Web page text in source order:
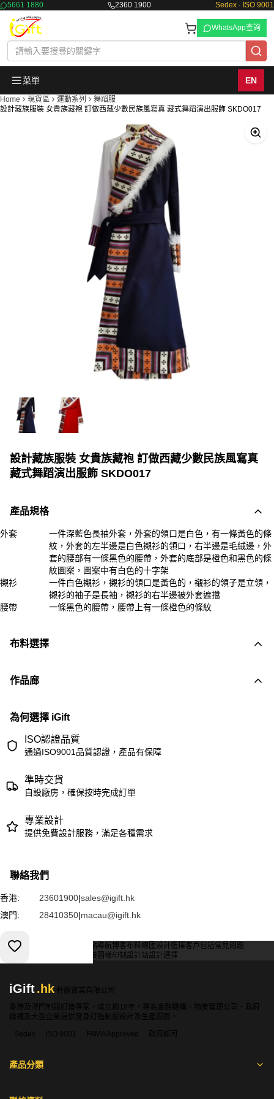
5661 1880 2360 1900 Sedex · ISO 9001
WhatsApp查詢
菜單 EN
Home 現貨區 運動系列
舞蹈服
設計藏族服裝 女貴族藏袍 訂做西藏少數民族風寫真 藏式舞蹈演出服飾 SKDO017
設計藏族服裝 女貴族藏袍 訂做西藏少數民族風寫真
藏式舞蹈演出服飾 SKDO017
產品規格
外套
一件深藍色長袖外套，外套的領口是白色，有一條黃色的條
紋，外套的左半邊是白色襯衫的領口，右半邊是毛絨邊，外
套的腰部有一條黑色的腰帶，外套的底部是橙色和黑色的條
紋圖案，圖案中有白色的十字架
襯衫
一件白色襯衫，襯衫的領口是黃色的，襯衫的領子是立領，
襯衫的袖子是長袖，襯衫的右半邊被外套遮擋
腰帶
一條黑色的腰帶，腰帶上有一條橙色的條紋
布料選擇
作品廊
為何選擇 iGift
ISO認證品質
通過ISO9001品質認證，產品有保障
準時交貨
自設廠房，確保按時完成訂單
專業設計
提供免費設計服務，滿足各種需求
聯絡我們
香港: 23601900|sales@igift.hk
澳門:
28410350|macau@igift.hk
服務條款 網站導航博客布料總匯設計選擇客戶包括常見問題
輔料包裝 圖樣印制 設計站設計選擇
iGift.hk
軒龍實業有限公司
香港及澳門制服訂造專家，成立逾18年，專為金融機構、物業管理公司、政府
機構及大型企業提供度身訂造制服設計及生產服務。
Sedex
ISO 9001 FAMA Approved 政府認可
產品分類